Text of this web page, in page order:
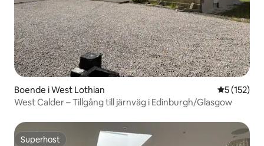
Boende i West Lothian 5 av 5 i
5 (152)
West Calder – Tillgång till järnväg i Edinburgh/Glasgow
Superhost